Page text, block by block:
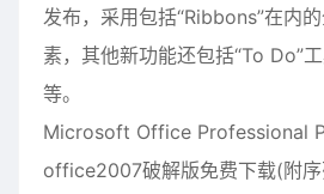
发布，采用包括“Ribbons”在内
素，其他新功能还包括“To Do”
等。
Microsoft Office Professional
office2007破解版免费下载(附序